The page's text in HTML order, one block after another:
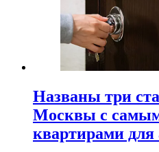
Названы три
Москвы с
квартирами для